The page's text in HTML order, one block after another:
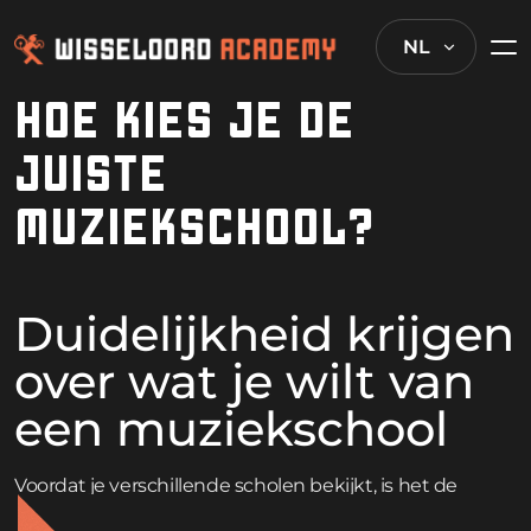
NL
HOE KIES JE DE
JUISTE
MUZIEKSCHOOL?
Duidelijkheid krijgen
over wat je wilt van
een muziekschool
Voordat je verschillende scholen bekijkt, is het de
moeite waard om uit te zoeken waar je eigenlijk naar